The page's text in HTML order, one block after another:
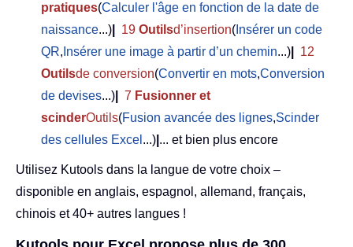
pratiques(Calculer l'âge en fonction de la date de
naissance...) 19 Outilsd’insertion( Insérer un code
QR, Insérer une image à partir d’un chemin...)
12
Outilsde conversion(Convertir en mots,Conversion
de devises...) 7 Fusionner et
scinderOutils(Fusion avancée des lignes,Scinder
des cellules Excel ...) ... et bien plus encore
Utilisez Kutools dans la langue de votre choix –
disponible en anglais, espagnol, allemand, français,
chinois et 40+ autres langues !